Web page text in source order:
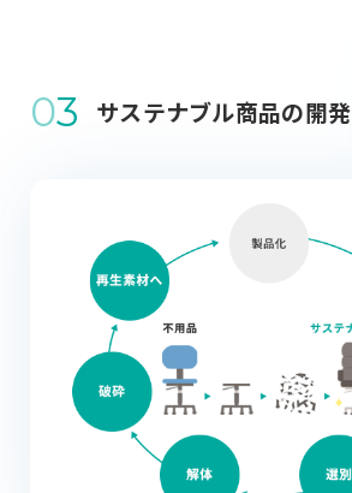
03 サステナブル商品の開発